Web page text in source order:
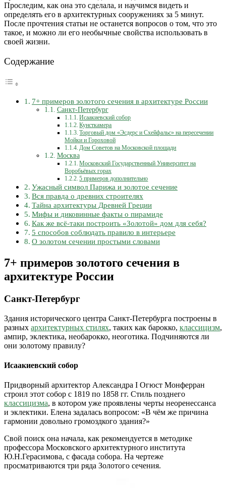
Проследим, как она это сделала, и научимся видеть и
определять его в архитектурных сооружениях за 5 минут.
После прочтения статьи не останется вопросов о том, что это
такое, и можно ли его необычные свойства использовать в
своей жизни.
Содержание
7+ примеров золотого сечения в архитектуре России
Санкт-Петербург
Исаакиевский собор
Кунсткамера
Торговый дом «Эсдерс и Схейфальс» на пересечении
Мойки и Гороховой
Дом Советов на Московской площади
Москва
Московский Государственный Университет на
Воробьёвых горах
5 примеров дополнительно
Ужасный символ Парижа и золотое сечение
Вся правда о древних строителях
Тайна архитектуры Древней Греции
Мифы и диковинные факты о пирамиде
Как же всё-таки построить «Золотой» дом для себя?
5 способов соблюдать правило в интерьере
О золотом сечении простыми словами
7+ примеров золотого сечения в
архитектуре России
Санкт-Петербург
Здания исторического центра Санкт-Петербурга построены в
разных архитектурных стилях, таких как барокко, классицизм,
ампир, эклектика, необарокко, неоготика. Подчиняются ли
они золотому правилу?
Исаакиевский собор
Придворный архитектор Александра I Огюст Монферран
строил этот собор с 1819 по 1858 гг. Стиль позднего
классицизма, в котором уже проявлены черты неоренессанса
и эклектики. Елена задалась вопросом: «В чём же причина
гармонии довольно громоздкого здания?»
Свой поиск она начала, как рекомендуется в методике
профессора Московского архитектурного института
Ю.Н.Герасимова, с фасада собора. На чертеже
просматриваются три ряда Золотого сечения.